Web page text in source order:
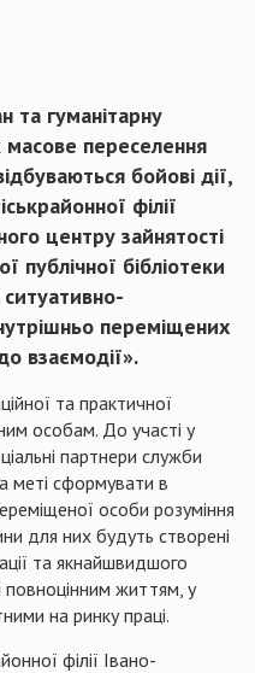
та гуманітарну
масове переселення
бойові дії,
філії
центру зайнятості
публічної бібліотеки
переміщених
взаємодії».
та практичної
особам. До участі у
партнери служби
меті сформувати в
особи розуміння
для них будуть створені
та якнайшвидшого
життям, у
на ринку праці.
філії Івано-